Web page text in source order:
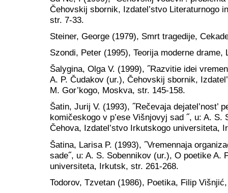
Čehovskij sbornik, Izdatel’stvo Literaturnogo
str. 7-33.
Steiner, George (1979), Smrt tragedije,
Szondi, Peter (1995), Teorija moderne drame,
Šalygina, Olga V. (1999), ˝Razvitie idei
A. P. Čudakov (ur.), Čehovskij sbornik,
M. Gor’kogo, Moskva, str. 145-158.
Šatin, Jurij V. (1993), ˝Rečevaja dejatel’nost’
komičeskogo v p’ese Višnjovyj sad ˝, u: A. S.
Čehova, Izdatel’stvo Irkutskogo universiteta,
Šatina, Larisa P. (1993), ˝Vremennaja
sade˝, u: A. S. Sobennikov (ur.), O poetike A.
universiteta, Irkutsk, str. 261-268.
Todorov, Tzvetan (1986), Poetika, Filip